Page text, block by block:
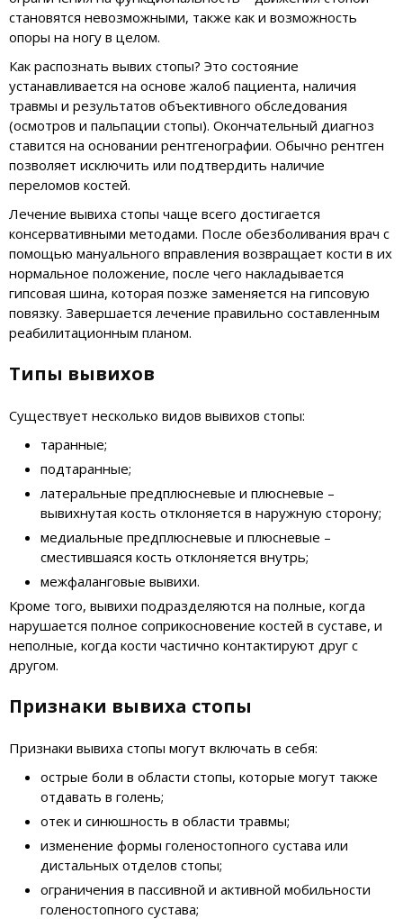
становятся невозможными, также как и возможность
опоры на ногу в целом.
Как распознать вывих стопы? Это состояние
устанавливается на основе жалоб пациента, наличия
травмы и результатов объективного обследования
(осмотров и пальпации стопы). Окончательный диагноз
ставится на основании рентгенографии. Обычно рентген
позволяет исключить или подтвердить наличие
переломов костей.
Лечение вывиха стопы чаще всего достигается
консервативными методами. После обезболивания врач с
помощью мануального вправления возвращает кости в их
нормальное положение, после чего накладывается
гипсовая шина, которая позже заменяется на гипсовую
повязку. Завершается лечение правильно составленным
реабилитационным планом.
Типы вывихов
Существует несколько видов вывихов стопы:
таранные;
подтаранные;
латеральные предплюсневые и плюсневые –
вывихнутая кость отклоняется в наружную сторону;
медиальные предплюсневые и плюсневые –
сместившаяся кость отклоняется внутрь;
межфаланговые вывихи.
Кроме того, вывихи подразделяются на полные, когда
нарушается полное соприкосновение костей в суставе, и
неполные, когда кости частично контактируют друг с
другом.
Признаки вывиха стопы
Признаки вывиха стопы могут включать в себя:
острые боли в области стопы, которые могут также
отдавать в голень;
отек и синюшность в области травмы;
изменение формы голеностопного сустава или
дистальных отделов стопы;
ограничения в пассивной и активной мобильности
голеностопного сустава;